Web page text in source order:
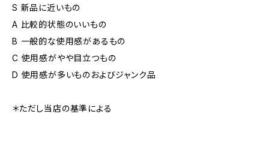
S 新品に近いもの
A 比較的状態のいいもの
B 一般的な使用感があるもの
C 使用感がやや目立つもの
D 使用感が多いものおよびジャンク品
＊ただし当店の基準による